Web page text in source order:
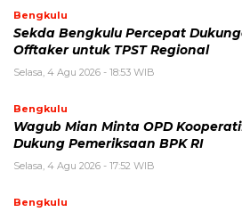
Bengkulu
Sekda Bengkulu Percepat
Offtaker untuk TPST Regional
Selasa, 4 Agu 2026 - 18:53 WIB
Bengkulu
Wagub Mian Minta OPD
Dukung Pemeriksaan BPK RI
Selasa, 4 Agu 2026 - 17:52 WIB
Bengkulu